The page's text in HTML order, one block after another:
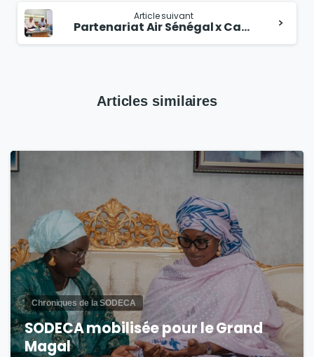
Article suivant
Partenariat Air Sénégal x Casamançaise
Articles similaires
3
Chroniques de la SODECA
SODECA mobilisée pour le Grand
Magal